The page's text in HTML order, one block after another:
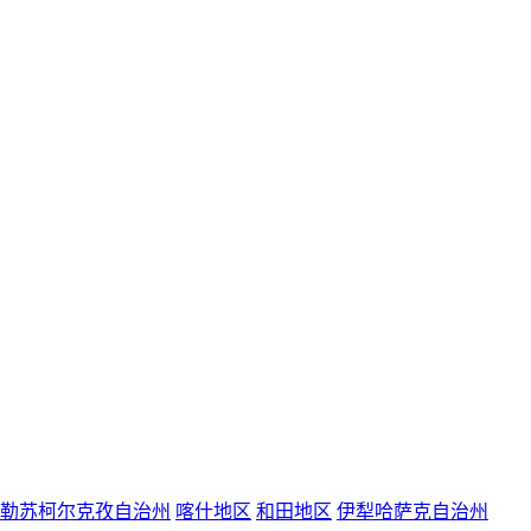
苏柯尔克孜自治州 喀什地区 和田地区 伊犁哈萨克自治州